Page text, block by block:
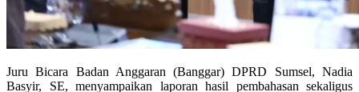
Juru Bicara Badan Anggaran (Banggar) DPRD Sumsel, Nadia
Basyir, SE, menyampaikan laporan hasil pembahasan sekaligus